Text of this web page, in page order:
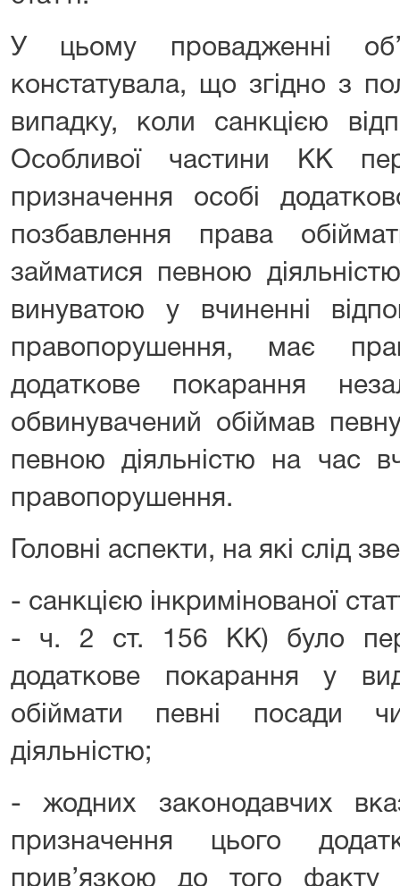
У цьому провадженні
констатувала, що згідно з
випадку, коли санкцією
Особливої частини КК
призначення особі
позбавлення права
займатися певною
винуватою у вчиненні
правопорушення, має
додаткове покарання
обвинувачений обіймав
певною діяльністю на час
правопорушення.
Головні аспекти, на які слід
- санкцією інкримінованої
- ч. 2 ст. 156 КК) було
додаткове покарання у
обіймати певні посади
діяльністю;
- жодних законодавчих
призначення цього
прив’язкою до того